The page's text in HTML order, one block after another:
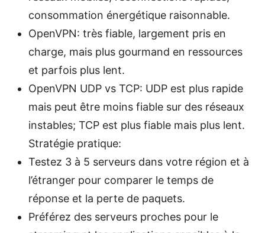
consommation énergétique raisonnable.
OpenVPN: très fiable, largement pris en
charge, mais plus gourmand en ressources
et parfois plus lent.
OpenVPN UDP vs TCP: UDP est plus rapide
mais peut être moins fiable sur des réseaux
instables; TCP est plus fiable mais plus lent.
Stratégie pratique:
Testez 3 à 5 serveurs dans votre région et à
l’étranger pour comparer le temps de
réponse et la perte de paquets.
Préférez des serveurs proches pour le